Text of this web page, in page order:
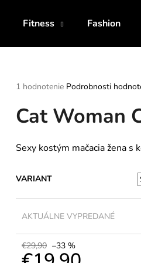
Fitness Fashion
Priemerné
produktu
je
z
5
1 hodnotenie Podrobnosti
Cat Woman
Sexy kostým mačacia žena s
VARIANT
AKTUÁLNE VYPREDANÉ
€29,90 –33 %
HĽADAŤ